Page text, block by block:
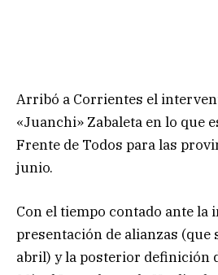
Arribó a Corrientes el
«Juanchi» Zabaleta en lo que
Frente de Todos para las
junio.
Con el tiempo contado ante la
presentación de alianzas (que
abril) y la posterior definición